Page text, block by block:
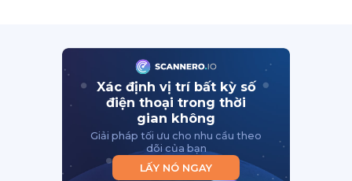
Xác định vị trí bất kỳ số
điện thoại trong thời
gian không
Giải pháp tối ưu cho nhu cầu theo
dõi của bạn
LẤY NÓ NGAY